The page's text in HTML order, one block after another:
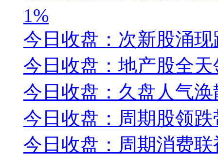
1%
今日收盘：次新股涌
今日收盘：地产股全
今日收盘：久盘人气
今日收盘：周期股领
今日收盘：周期消费